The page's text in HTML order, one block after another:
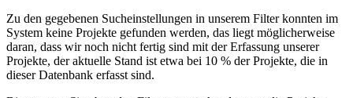
Zu den gegebenen Sucheinstellungen in unserem Filter konnten im
System keine Projekte gefunden werden, das liegt möglicherweise
daran, dass wir noch nicht fertig sind mit der Erfassung unserer
Projekte, der aktuelle Stand ist etwa bei 10 % der Projekte, die in
dieser Datenbank erfasst sind.